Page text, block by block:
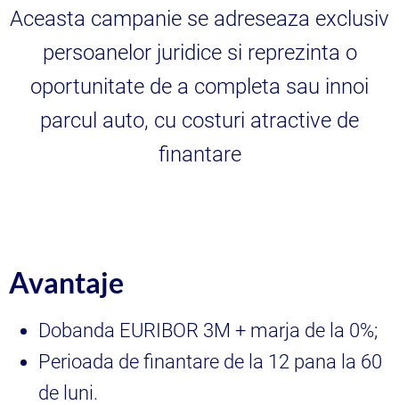
Aceasta campanie se adreseaza exclusiv
persoanelor juridice si reprezinta o
oportunitate de a completa sau innoi
parcul auto, cu costuri atractive de
finantare
Avantaje
Dobanda EURIBOR 3M + marja de la 0%;
Perioada de finantare de la 12 pana la 60
de luni.